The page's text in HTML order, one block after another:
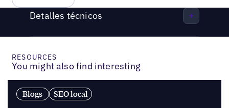
Detalles técnicos
RESOURCES
You might also find interesting
Blogs SEO local